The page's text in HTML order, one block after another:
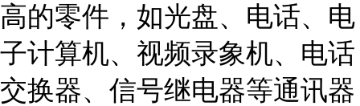
高的零件，如光盘、电话、电
子计算机、视频录象机、电话
交换器、信号继电器等通讯器